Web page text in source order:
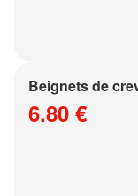
Beignets de
6.80 €